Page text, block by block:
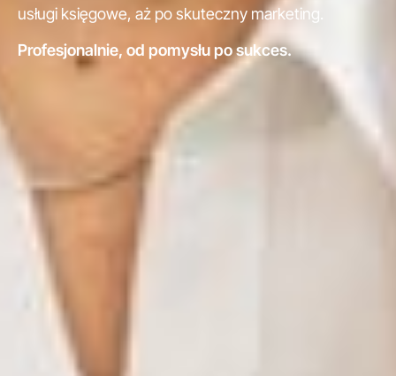
usługi księgowe, aż po skuteczny marketing.
Profesjonalnie, od pomysłu po sukces.